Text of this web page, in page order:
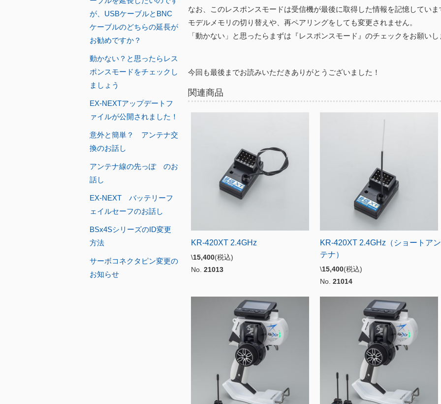
なお、このレスポンスモードは受信機が最後に取得した情報を記憶していま
モデルメモリの切り替えや、再ペアリングをしても変更されません。
「動かない」と思ったらまずは『レスポンスモード』のチェックをお願いし
今回も最後までお読みいただきありがとうございました！
関連商品
KR-420XT 2.4GHz
\15,400(税込)
No. 21013
KR-420XT 2.4GHz（ショートアン
テナ）
\15,400(税込)
No. 21014
が、USBケーブルとBNC
ケーブルのどちらの延長が
お勧めですか？
動かない？と思ったらレス
ポンスモードをチェックし
ましょう
EX-NEXTアップデートフ
ァイルが公開されました！
意外と簡単？ アンテナ交
換のお話し
アンテナ線の先っぽ のお
話し
EX-NEXT バッテリーフ
ェイルセーフのお話し
BSx4SシリーズのID変更
方法
サーボコネクタピン変更の
お知らせ